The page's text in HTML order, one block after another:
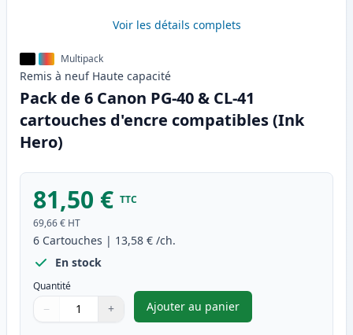
Voir les détails complets
Multipack
Remis à neuf Haute capacité
Pack de 6 Canon PG-40 & CL-41
cartouches d'encre compatibles (Ink
Hero)
81,50 € TTC
69,66 € HT
6 Cartouches | 13,58 € /ch.
En stock
Quantité
Quantité
Utilisez les boutons pour ajuster
− +
Quantité
Ajouter au panier
,Pack de 6 Canon PG-40 &